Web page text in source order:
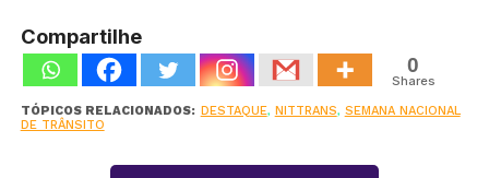
Compartilhe
0
Shares
TÓPICOS RELACIONADOS: DESTAQUE, NITTRANS, SEMANA NACIONAL
DE TRÂNSITO